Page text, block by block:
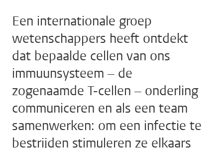
Een internationale groep
wetenschappers heeft ontdekt
dat bepaalde cellen van ons
immuunsysteem – de
zogenaamde T-cellen – onderling
communiceren en als een team
samenwerken: om een infectie te
bestrijden stimuleren ze elkaars